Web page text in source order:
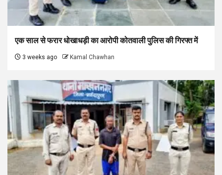
एक साल से फरार धोखाधड़ी का आरोपी कोतवाली पुलिस की गिरफ्त में
3 weeks ago Kamal Chawhan